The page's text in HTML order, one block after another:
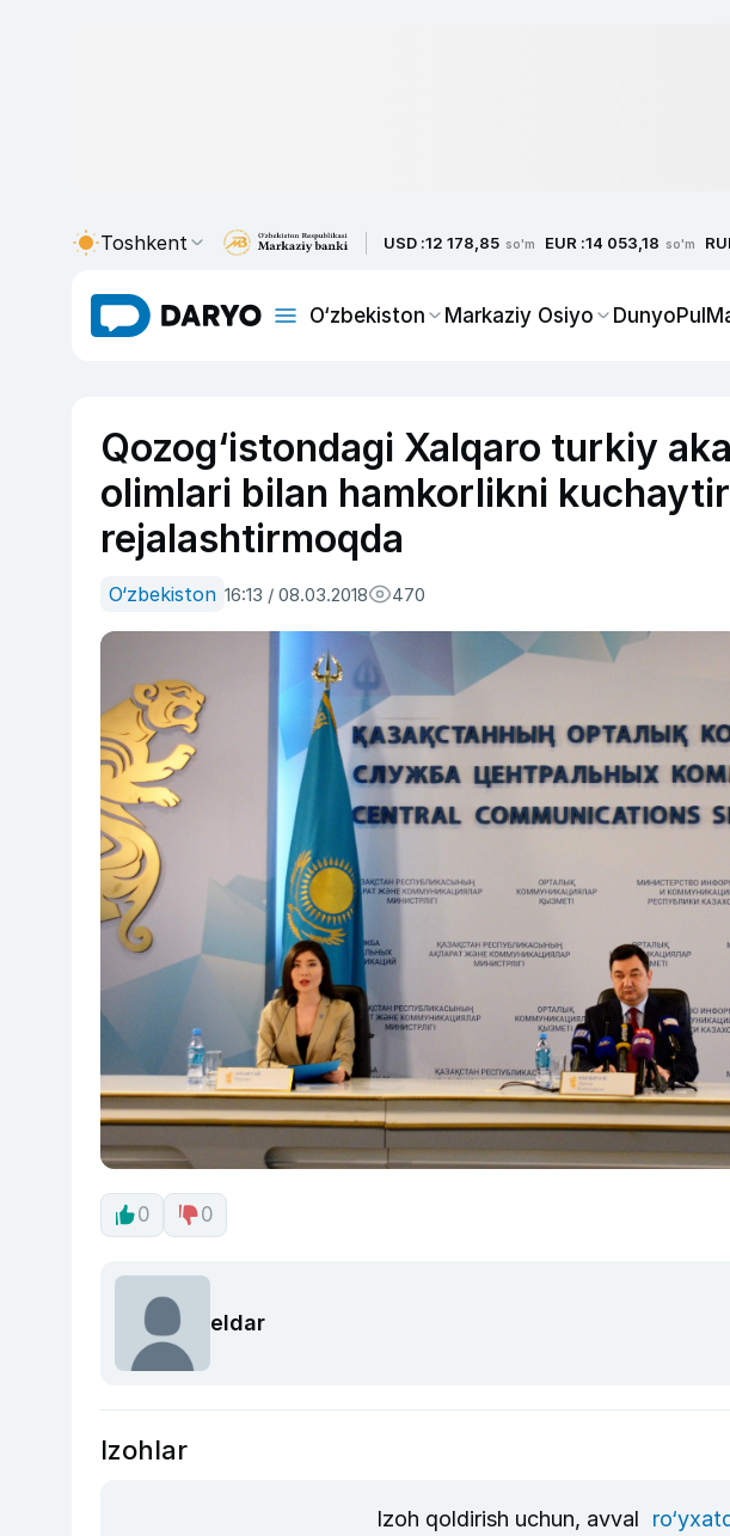
Toshkent USD :12 178,85 so'm EUR :14 053,18 so'm
O‘zbekiston Markaziy Osiyo DunyoPul
Qozog‘istondagi Xalqaro turkiy
olimlari bilan hamkorlikni
rejalashtirmoqda
O‘zbekiston 16:13 / 08.03.2018 470
0 0
eldar
Izohlar
Izoh qoldirish uchun, avval